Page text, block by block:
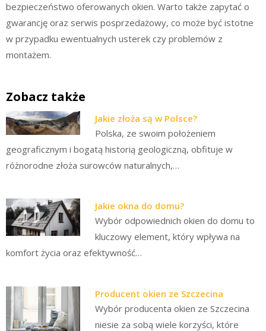
bezpieczeństwo oferowanych okien. Warto także zapytać o
gwarancję oraz serwis posprzedażowy, co może być istotne
w przypadku ewentualnych usterek czy problemów z
montażem.
Zobacz także
Jakie złoża są w Polsce?
Polska, ze swoim położeniem
geograficznym i bogatą historią geologiczną, obfituje w
różnorodne złoża surowców naturalnych,…
Jakie okna do domu?
Wybór odpowiednich okien do domu to
kluczowy element, który wpływa na
komfort życia oraz efektywność…
Producent okien ze Szczecina
Wybór producenta okien ze Szczecina
niesie za sobą wiele korzyści, które